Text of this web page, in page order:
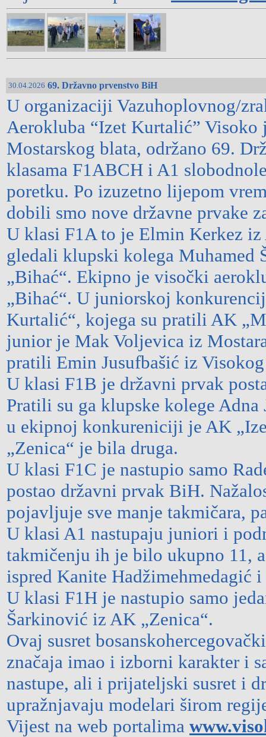
30.04.2026 69. Državno prvenstvo BiH
U organizaciji Vazuhoplovnog/
Aerokluba “Izet Kurtalić” Visoko
Mostarskog blata, održano 69.
klasama F1ABCH i A1
poretku. Po izuzetno lijepom
dobili smo nove državne prvake
U klasi F1A to je Elmin Kerkez
gledali klupski kolega Muhamed
„Bihać“. Ekipno je visočki
„Bihać“. U juniorskoj
Kurtalić“, kojega su pratili AK
junior je Mak Voljevica iz
pratili Emin Jusufbašić iz
U klasi F1B je državni prvak
Pratili su ga klupske kolege
u ekipnoj konkureniciji je AK
„Zenica“ je bila druga.
U klasi F1C je nastupio samo
postao državni prvak BiH.
pojavljuje sve manje takmičara,
U klasi A1 nastupaju juniori i
takmičenju ih je bilo ukupno 11,
ispred Kanite Hadžimehmedagić
U klasi F1H je nastupio samo
Šarkinović iz AK „Zenica“.
Ovaj susret
značaja imao i izborni karakter i
nastupe, ali i prijateljski susret i
upražnjavaju modelari širom
Vijest na web portalima